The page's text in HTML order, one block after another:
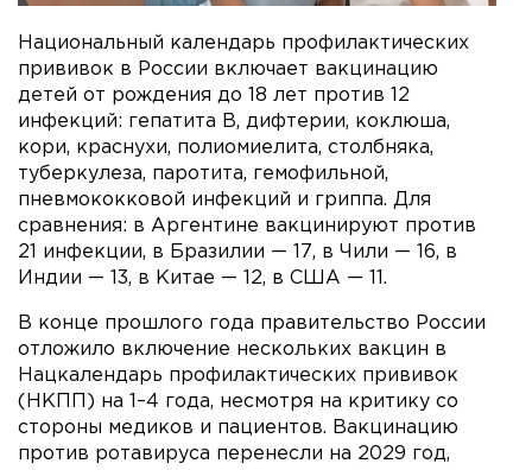
Национальный календарь профилактических
прививок в России включает вакцинацию
детей от рождения до 18 лет против 12
инфекций: гепатита В, дифтерии, коклюша,
кори, краснухи, полиомиелита, столбняка,
туберкулеза, паротита, гемофильной,
пневмококковой инфекций и гриппа. Для
сравнения: в Аргентине вакцинируют против
21 инфекции, в Бразилии — 17, в Чили — 16, в
Индии — 13, в Китае — 12, в США — 11.
В конце прошлого года правительство России
отложило включение нескольких вакцин в
Нацкалендарь профилактических прививок
(НКПП) на 1–4 года, несмотря на критику со
стороны медиков и пациентов. Вакцинацию
против ротавируса перенесли на 2029 год,